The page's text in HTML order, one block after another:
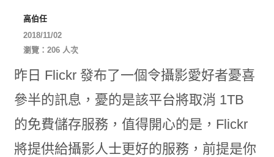
高伯任
2018/11/02
瀏覽：206 人次
昨日 Flickr 發布了一個令攝影愛好者憂喜
參半的訊息，憂的是該平台將取消 1TB
的免費儲存服務，值得開心的是，Flickr
將提供給攝影人士更好的服務，前提是你